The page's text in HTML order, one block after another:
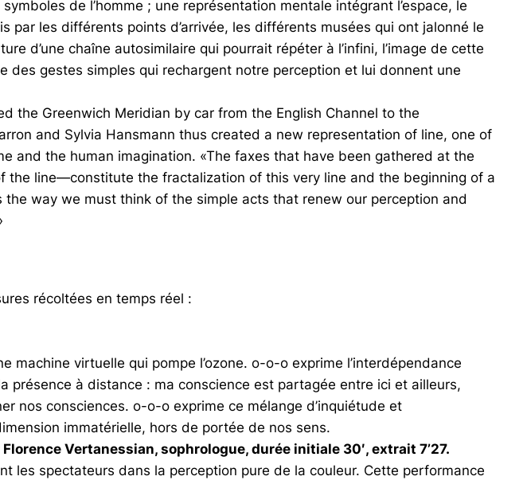
de l’homme ; une représentation mentale intégrant l’espace, le
par les différents points d’arrivée, les différents musées qui ont jalonné le
d’une chaîne autosimilaire qui pourrait répéter à l’infini, l’image de cette
des gestes simples qui rechargent notre perception et lui donnent une
the Greenwich Meridian by car from the English Channel to the
and Sylvia Hansmann thus created a new representation of line, one of
and the human imagination. «The faxes that have been gathered at the
line—constitute the fractalization of this very line and the beginning of a
way we must think of the simple acts that renew our perception and
récoltées en temps réel :
machine virtuelle qui pompe l’ozone. o-o-o exprime l’interdépendance
présence à distance : ma conscience est partagée entre ici et ailleurs,
nos consciences. o-o-o exprime ce mélange d’inquiétude et
immatérielle, hors de portée de nos sens.
Vertanessian, sophrologue, durée initiale 30′, extrait 7’27.
les spectateurs dans la perception pure de la couleur. Cette performance